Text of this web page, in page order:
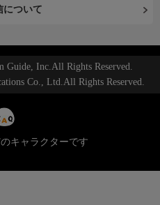
について
Inc.All Rights Reserved.
Co., Ltd.All Rights Reserved.
キャラクターです